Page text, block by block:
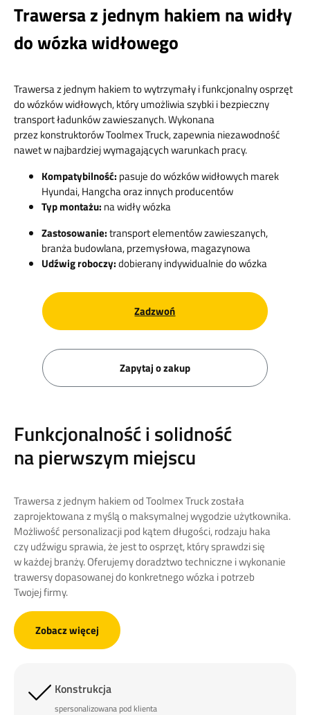
Trawersa z jednym hakiem na widły
do wózka widłowego
Trawersa z jednym hakiem to wytrzymały i funkcjonalny osprzęt
do wózków widłowych, który umożliwia szybki i bezpieczny
transport ładunków zawieszanych. Wykonana
przez konstruktorów Toolmex Truck, zapewnia niezawodność
nawet w najbardziej wymagających warunkach pracy.
Kompatybilność: pasuje do wózków widłowych marek
Hyundai, Hangcha oraz innych producentów
Typ montażu: na widły wózka
Zastosowanie:transport elementów zawieszanych,
branża budowlana, przemysłowa, magazynowa
Udźwig roboczy:dobierany indywidualnie do wózka
Zadzwoń
Zapytaj o zakup
Funkcjonalność i solidność
na pierwszym miejscu
Trawersa z jednym hakiem od Toolmex Truck została
zaprojektowana z myślą o maksymalnej wygodzie użytkownika.
Możliwość personalizacji pod kątem długości, rodzaju haka
czy udźwigu sprawia, że jest to osprzęt, który sprawdzi się
w każdej branży. Oferujemy doradztwo techniczne i wykonanie
trawersy dopasowanej do konkretnego wózka i potrzeb
Twojej firmy.
Zobacz więcej
Konstrukcja
spersonalizowana pod klienta